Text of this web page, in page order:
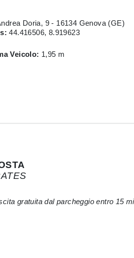
Doria, 9 - 16134 Genova (GE)
44.416506, 8.919623
Veicolo: 1,95 m
gratuita dal parcheggio entro 15